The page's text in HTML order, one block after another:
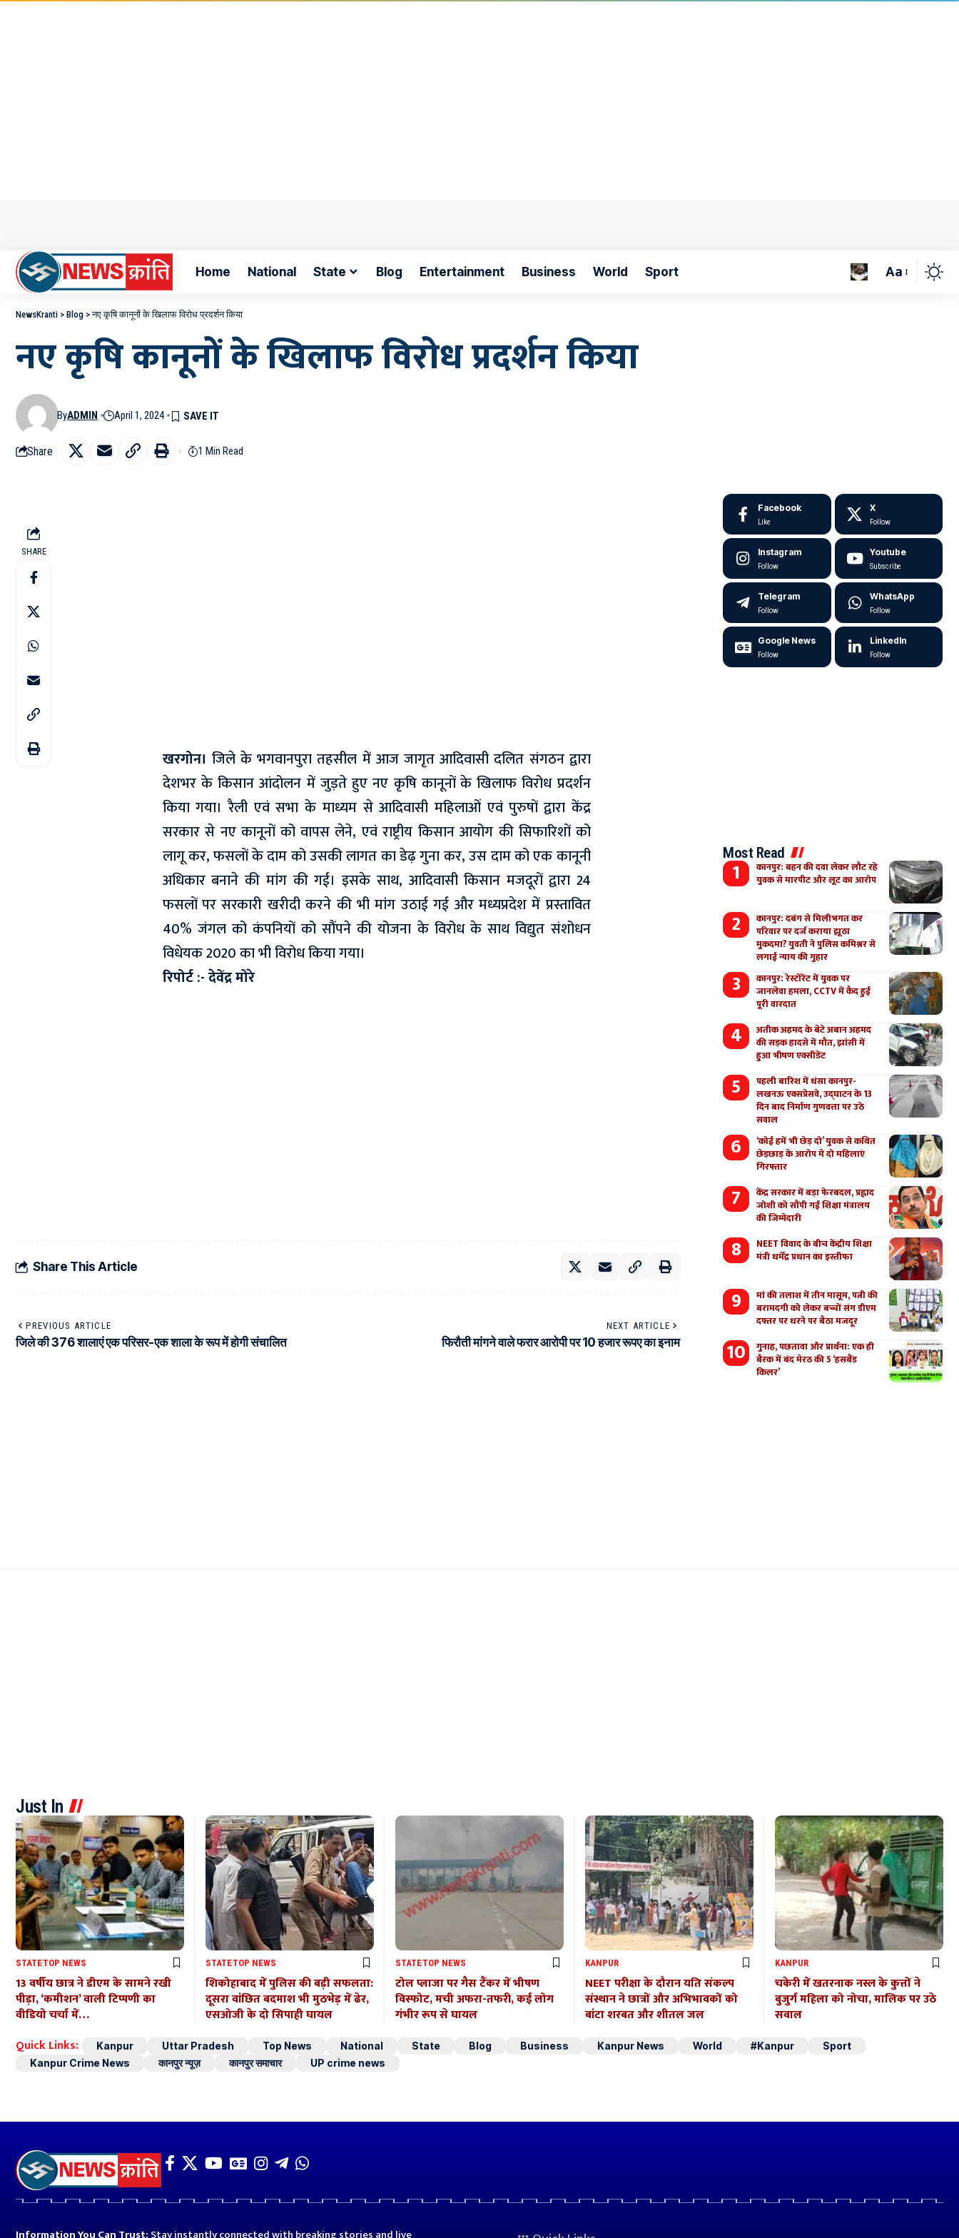
Home National State Blog Entertainment Business World Sport Aa
NewsKranti > Blog >नए कृषि कानूनों के खिलाफ विरोध प्रदर्शन किया
नए कृषि कानूनों के खिलाफ विरोध प्रदर्शन किया
ByADMIN April 1, 2024
Share 1 Min Read
SHARE
खरगोन। जिले के भगवानपुरा तहसील में आज जागृत आदिवासी दलित संगठन द्वारा
देशभर के किसान आंदोलन में जुड़ते हुए नए कृषि कानूनों के खिलाफ विरोध प्रदर्शन
किया गया। रैली एवं सभा के माध्यम से आदिवासी महिलाओं एवं पुरुषों द्वारा केंद्र
सरकार से नए कानूनों को वापस लेने, एवं राष्ट्रीय किसान आयोग की सिफारिशों को
लागू कर, फसलों के दाम को उसकी लागत का डेढ़ गुना कर, उस दाम को एक कानूनी
अधिकार बनाने की मांग की गई। इसके साथ, आदिवासी किसान मजदूरों द्वारा 24
फसलों पर सरकारी खरीदी करने की भी मांग उठाई गई और मध्यप्रदेश में प्रस्तावित
40% जंगल को कंपनियों को सौंपने की योजना के विरोध के साथ विद्युत संशोधन
विधेयक 2020 का भी विरोध किया गया।
रिपोर्ट :- देवेंद्र मोरे
Share This Article
PREVIOUS ARTICLE
जिले की 376 शालाएं एक परिसर-एक शाला के रूप में होगी संचालित
NEXT ARTICLE
फिरौती मांगने वाले फरार आरोपी पर 10 हजार रूपए का इनाम
Facebook
Like
X
Follow
Instagram
Follow
Youtube
Subscribe
Telegram
Follow
WhatsApp
Follow
Google News
Follow
LinkedIn
Follow
Most Read
कानपुर: बहन की दवा लेकर लौट रहे
युवक से मारपीट और लूट का आरोप
कानपुर: दबंग से मिलीभगत कर
परिवार पर दर्ज कराया झूठा
मुकदमा? युवती ने पुलिस कमिश्नर से
लगाई न्याय की गुहार
कानपुर: रेस्टोरेंट में युवक पर
जानलेवा हमला, CCTV में कैद हुई
पूरी वारदात
अतीक अहमद के बेटे अबान अहमद
की सड़क हादसे में मौत, झांसी में
हुआ भीषण एक्सीडेंट
पहली बारिश में धंसा कानपुर-
लखनऊ एक्सप्रेसवे, उद्घाटन के 13
दिन बाद निर्माण गुणवत्ता पर उठे
सवाल
‘कोई हमें भी छेड़ दो’ युवक से कथित
छेड़छाड़ के आरोप मे दो महिलाएं
गिरफ्तार
केंद्र सरकार में बड़ा फेरबदल, प्रह्लाद
जोशी को सौंपी गई शिक्षा मंत्रालय
की जिम्मेदारी
NEET विवाद के बीच केंद्रीय शिक्षा
मंत्री धर्मेंद्र प्रधान का इस्तीफा
मां की तलाश में तीन मासूम, पत्नी की
बरामदगी को लेकर बच्चों संग डीएम
दफ्तर पर धरने पर बैठा मजदूर
गुनाह, पछतावा और प्रार्थना: एक ही
बैरक में बंद मेरठ की 5 ‘हसबैंड
किलर’
Just In
STATETOP NEWS
13 वर्षीय छात्र ने डीएम के सामने रखी
पीड़ा, ‘कमीशन’ वाली टिप्पणी का
वीडियो चर्चा में…
STATETOP NEWS
शिकोहाबाद में पुलिस की बड़ी सफलता:
दूसरा वांछित बदमाश भी मुठभेड़ में ढेर,
एसओजी के दो सिपाही घायल
STATETOP NEWS
टोल प्लाजा पर गैस टैंकर में भीषण
विस्फोट, मची अफरा-तफरी, कई लोग
गंभीर रूप से घायल
KANPUR
NEET परीक्षा के दौरान यति संकल्प
संस्थान ने छात्रों और अभिभावकों को
बांटा शरबत और शीतल जल
KANPUR
चकेरी में खतरनाक नस्ल के कुत्तों ने
बुजुर्ग महिला को नोचा, मालिक पर उठे
सवाल
Quick Links:
Kanpur Uttar Pradesh Top News National State Blog Business Kanpur News World #Kanpur
Sport
Kanpur Crime News
कानपुर न्यूज़ कानपुर समाचार UP crime news
Information You Can Trust: Stay instantly connected with breaking stories and live